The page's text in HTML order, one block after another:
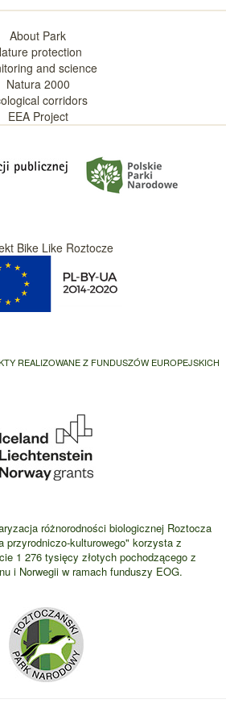
About Park
protection
and science
Natura 2000
corridors
EEA Project
Bike Like Roztocze
REALIZOWANE Z FUNDUSZÓW EUROPEJSKICH
różnorodności biologicznej Roztocza
przyrodniczo-kulturowego" korzysta z
1 276 tysięcy złotych pochodzącego z
i Norwegii w ramach funduszy EOG.